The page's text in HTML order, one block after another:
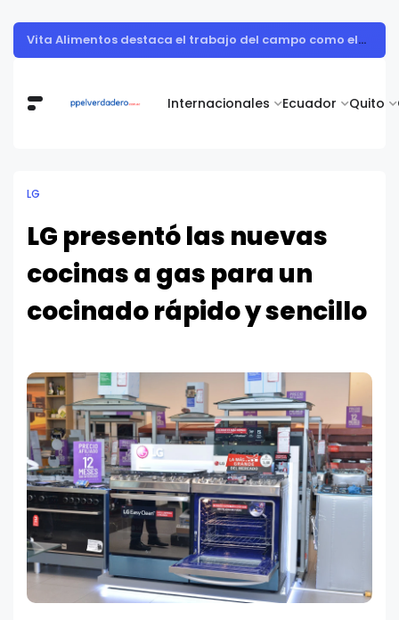
Internacionales Ecuador Quito
Muestra de arte contemporáneo reunió a cuerpo diplomático y artistas nacionales en la Academia Diplomática Galo Plaza
LG
LG presentó las nuevas
cocinas a gas para un
cocinado rápido y sencillo